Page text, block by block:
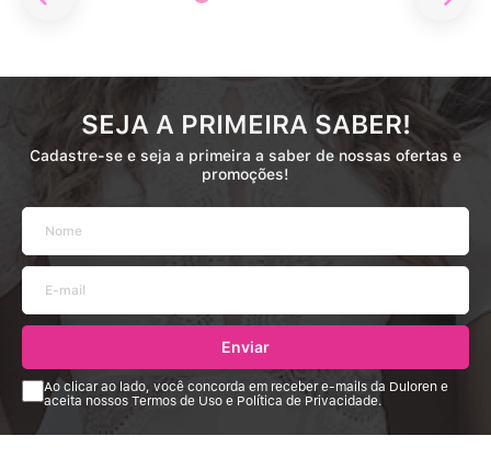
SEJA A PRIMEIRA SABER!
Cadastre-se e seja a primeira a saber de nossas ofertas e
promoções!
Enviar
Ao clicar ao lado, você concorda em receber e-mails da Duloren e
aceita nossos Termos de Uso e Política de Privacidade.